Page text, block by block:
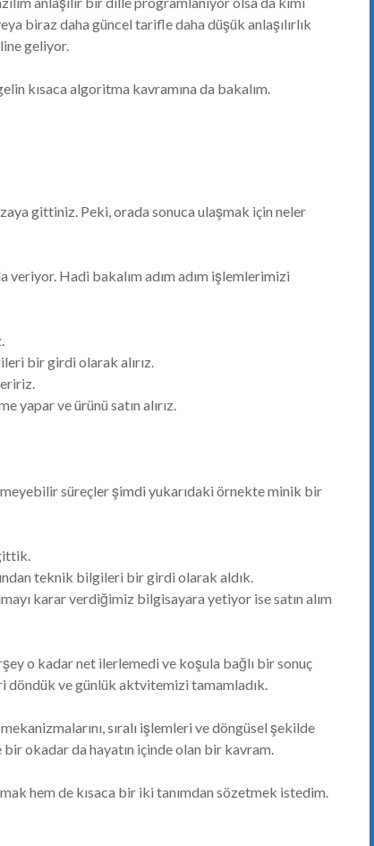
biraz daha güncel tarifle daha düşük anlaşılırlık
geliyor.
kısaca algoritma kavramına da bakalım.
gittiniz. Peki, orada sonuca ulaşmak için neler
veriyor. Hadi bakalım adım adım işlemlerimizi
bir girdi olarak alırız.
yapar ve ürünü satın alırız.
süreçler şimdi yukarıdaki örnekte minik bir
teknik bilgileri bir girdi olarak aldık.
karar verdiğimiz bilgisayara yetiyor ise satın alım
o kadar net ilerlemedi ve koşula bağlı bir sonuç
döndük ve günlük aktvitemizi tamamladık.
sıralı işlemleri ve döngüsel şekilde
okadar da hayatın içinde olan bir kavram.
hem de kısaca bir iki tanımdan sözetmek istedim.